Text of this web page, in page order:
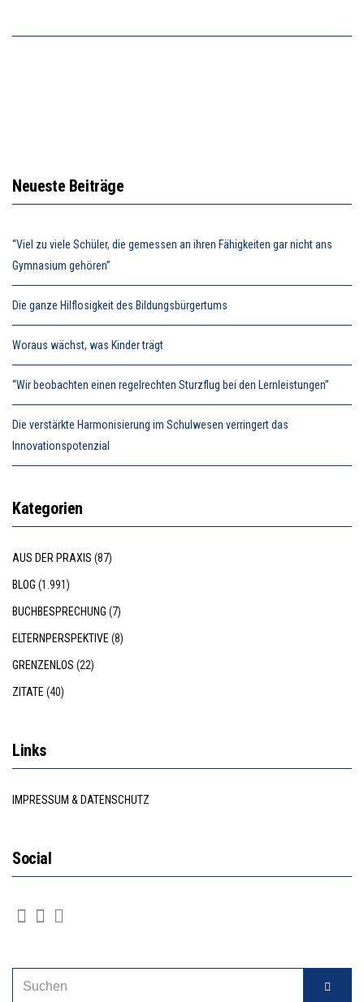
Neueste Beiträge
“Viel zu viele Schüler, die gemessen an ihren Fähigkeiten gar nicht ans
Gymnasium gehören”
Die ganze Hilflosigkeit des Bildungsbürgertums
Woraus wächst, was Kinder trägt
“Wir beobachten einen regelrechten Sturzflug bei den Lernleistungen”
Die verstärkte Harmonisierung im Schulwesen verringert das
Innovationspotenzial
Kategorien
AUS DER PRAXIS (87)
BLOG (1.991)
BUCHBESPRECHUNG (7)
ELTERNPERSPEKTIVE (8)
GRENZENLOS (22)
ZITATE (40)
Links
IMPRESSUM & DATENSCHUTZ
Social